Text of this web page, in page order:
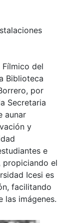
del
Biblioteca
por
Secretaria
aunar
y
e
propiciando el
Icesi es
facilitando
las imágenes.